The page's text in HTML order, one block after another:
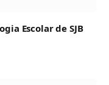
Escolar de SJB